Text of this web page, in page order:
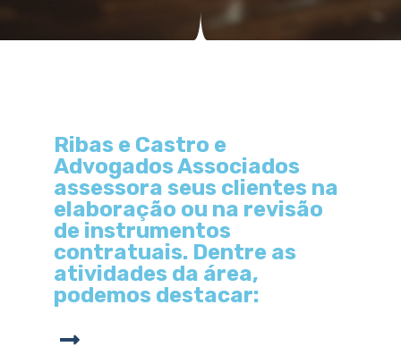
Ribas e Castro e
Advogados Associados
assessora seus clientes na
elaboração ou na revisão
de instrumentos
contratuais. Dentre as
atividades da área,
podemos destacar: